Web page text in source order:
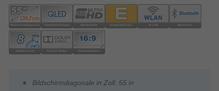
Bildschirmdiagonale in Zoll: 55 in